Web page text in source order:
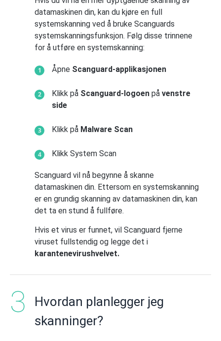
datamaskinen din, kan du kjøre en full
systemskanning ved å bruke Scanguards
systemskanningsfunksjon. Følg disse trinnene
for å utføre en systemskanning:
Åpne Scanguard-applikasjonen
Klikk på Scanguard-logoen på venstre
side
Klikk på Malware Scan
Klikk System Scan
Scanguard vil nå begynne å skanne
datamaskinen din. Ettersom en systemskanning
er en grundig skanning av datamaskinen din, kan
det ta en stund å fullføre.
Hvis et virus er funnet, vil Scanguard fjerne
viruset fullstendig og legge det i
karantenevirushvelvet.
Hvordan planlegger jeg
skanninger?